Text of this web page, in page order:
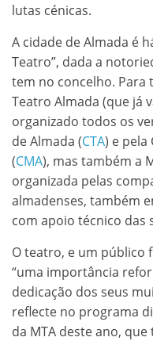
lutas cénicas.
A cidade de Almada é
Teatro”, dada a
tem no concelho. Para
Teatro Almada (que já
organizado todos os
de Almada (CTA) e pela
(CMA), mas também a
organizada pelas
almadenses, também
com apoio técnico das
O teatro, e um público
“uma importância
dedicação dos seus
reflecte no programa
da MTA deste ano,